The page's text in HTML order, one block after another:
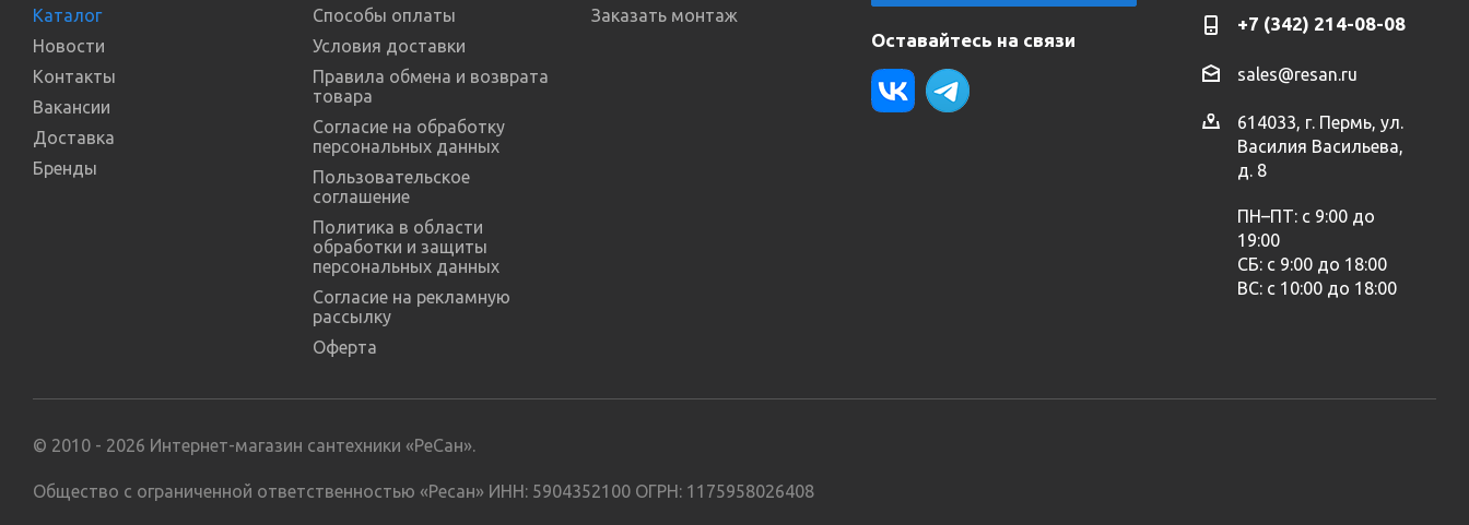
Каталог
Новости
Контакты
Вакансии
Доставка
Бренды
Способы оплаты
Условия доставки
Правила обмена и возврата
товара
Согласие на обработку
персональных данных
Пользовательское
соглашение
Политика в области
обработки и защиты
персональных данных
Согласие на рекламную
рассылку
Оферта
Заказать монтаж
Оставайтесь на связи
+7 (342) 214-08-08
sales@resan.ru
614033, г. Пермь, ул.
Василия Васильева,
д. 8
ПН–ПТ: с 9:00 до
19:00
СБ: с 9:00 до 18:00
ВС: с 10:00 до 18:00
© 2010 - 2026 Интернет-магазин сантехники «РеСан».
Общество с ограниченной ответственностью «Ресан» ИНН: 5904352100 ОГРН: 1175958026408